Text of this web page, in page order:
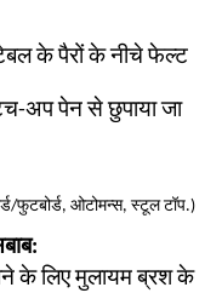
के पैरों के नीचे फेल्ट
अप पेन से छुपाया जा
फुटबोर्ड, ओटोमन्स, स्टूल टॉप.)
के लिए मुलायम ब्रश के